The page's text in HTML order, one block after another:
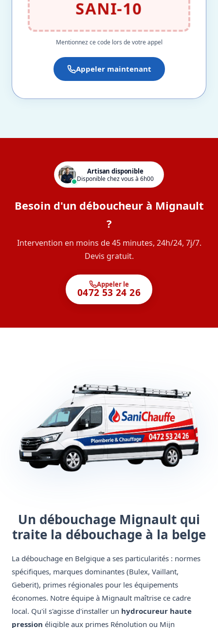
SANI-10
Mentionnez ce code lors de votre appel
Appeler maintenant
Artisan disponible
Disponible chez vous à 6h00
Besoin d'un déboucheur à Mignault
?
Intervention en moins de 45 minutes, 24h/24, 7j/7.
Devis gratuit.
Appeler le
0472 53 24 26
Un débouchage Mignault qui
traite la débouchage à la belge
La débouchage en Belgique a ses particularités : normes
spécifiques, marques dominantes (Bulex, Vaillant,
Geberit), primes régionales pour les équipements
économes. Notre équipe à Mignault maîtrise ce cadre
local. Qu'il s'agisse d'installer un hydrocureur haute
pression éligible aux primes Rénolution ou Mijn